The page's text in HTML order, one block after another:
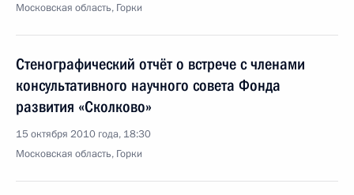
Московская область, Горки
Стенографический отчёт о встрече с членами
консультативного научного совета Фонда
развития «Сколково»
15 октября 2010 года, 18:30
Московская область, Горки